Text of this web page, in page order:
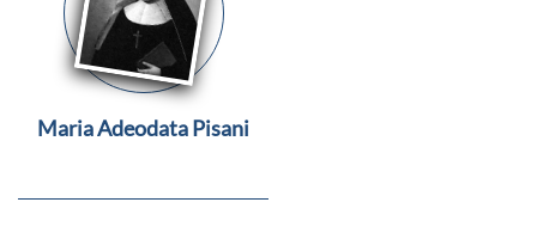
Maria Adeodata Pisani